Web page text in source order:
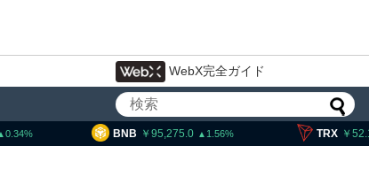
WebX完全ガイド
TRX 52.10